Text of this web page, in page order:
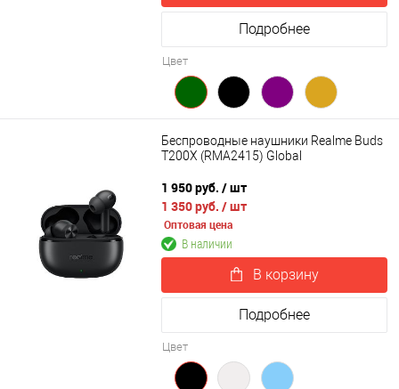
Подробнее
Цвет
Беспроводные наушники Realme Buds
T200X (RMA2415) Global
1 950 руб. / шт
1 350 руб. / шт
Оптовая цена
В наличии
В корзину
Подробнее
Цвет